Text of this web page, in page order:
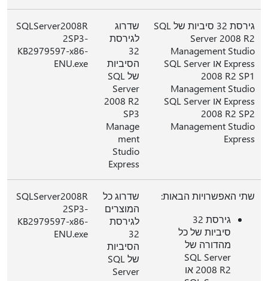
גירסת 32 סיביות של SQL
Server 2008 R2
Management Studio
Express או SQL Server
2008 R2 SP1
Management Studio
Express או SQL Server
2008 R2 SP2
Management Studio
Express
שדרוג
לגירסת
32
הסיביות
של SQL
Server
2008 R2
SP3
Manage
ment
Studio
Express
SQLServer2008R
2SP3-
KB2979597-x86-
ENU.exe
שתי האפשרויות הבאות:
גירסת 32
סיביות של כל
מהדורה של
SQL Server
2008 R2 או
שדרוג כל
המוצרים
לגירסת
32
הסיביות
של SQL
Server
SQLServer2008R
2SP3-
KB2979597-x86-
ENU.exe